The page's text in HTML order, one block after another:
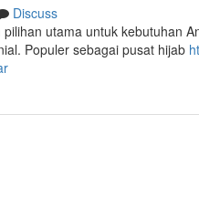
Discuss
utama untuk kebutuhan
Populer sebagai pusat hijab